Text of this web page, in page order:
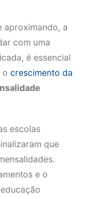
aproximando, a
com uma
é essencial
o crescimento da
escolas
que
e o